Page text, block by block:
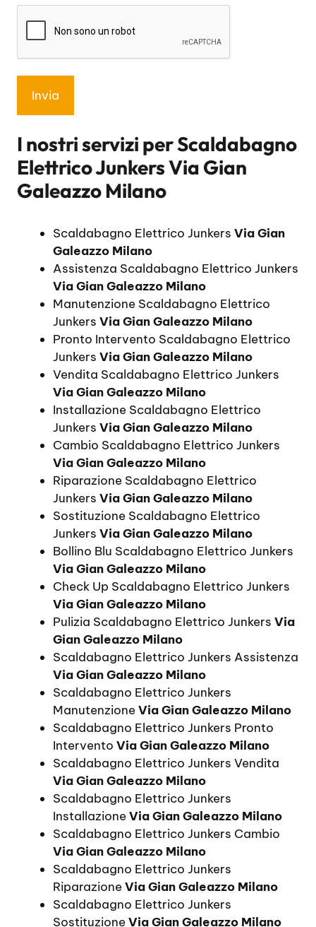
I nostri servizi perScaldabagno
Elettrico Junkers Via Gian
Galeazzo Milano
Scaldabagno Elettrico Junkers Via Gian
Galeazzo Milano
Assistenza Scaldabagno Elettrico Junkers
Via Gian Galeazzo Milano
Manutenzione Scaldabagno Elettrico
Junkers Via Gian Galeazzo Milano
Pronto Intervento Scaldabagno Elettrico
Junkers Via Gian Galeazzo Milano
Vendita Scaldabagno Elettrico Junkers
Via Gian Galeazzo Milano
Installazione Scaldabagno Elettrico
Junkers Via Gian Galeazzo Milano
Cambio Scaldabagno Elettrico Junkers
Via Gian Galeazzo Milano
Riparazione Scaldabagno Elettrico
Junkers Via Gian Galeazzo Milano
Sostituzione Scaldabagno Elettrico
Junkers Via Gian Galeazzo Milano
Bollino Blu Scaldabagno Elettrico Junkers
Via Gian Galeazzo Milano
Check Up Scaldabagno Elettrico Junkers
Via Gian Galeazzo Milano
Pulizia Scaldabagno Elettrico Junkers Via
Gian Galeazzo Milano
Scaldabagno Elettrico Junkers Assistenza
Via Gian Galeazzo Milano
Scaldabagno Elettrico Junkers
ManutenzioneVia Gian Galeazzo Milano
Scaldabagno Elettrico Junkers Pronto
Intervento Via Gian Galeazzo Milano
Scaldabagno Elettrico Junkers Vendita
Via Gian Galeazzo Milano
Scaldabagno Elettrico Junkers
InstallazioneVia Gian Galeazzo Milano
Scaldabagno Elettrico Junkers Cambio
Via Gian Galeazzo Milano
Scaldabagno Elettrico Junkers
RiparazioneVia Gian Galeazzo Milano
Scaldabagno Elettrico Junkers
SostituzioneVia Gian Galeazzo Milano